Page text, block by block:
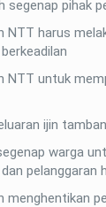
segenap pihak
NTT harus
NTT untuk
ijin
warga
menghentikan